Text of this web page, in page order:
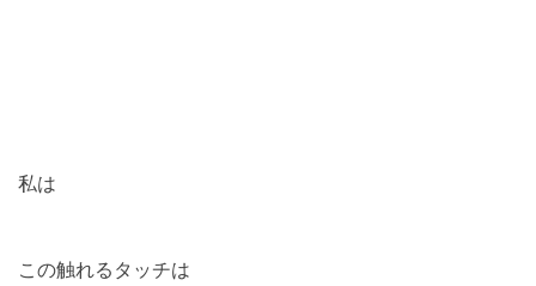
私は
この触れるタッチは